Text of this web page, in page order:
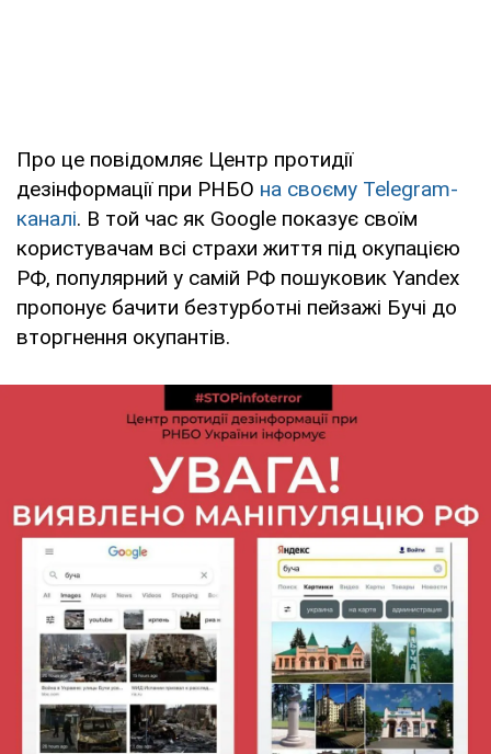
Про це повідомляє Центр протидії
дезінформації при РНБО на своєму Telegram-
каналі. В той час як Google показує своїм
користувачам всі страхи життя під окупацією
РФ, популярний у самій РФ пошуковик Yandex
пропонує бачити безтурботні пейзажі Бучі до
вторгнення окупантів.